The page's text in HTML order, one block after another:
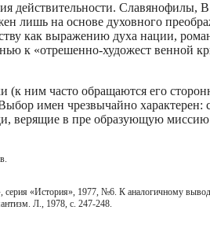
действительности. Славянофилы,
лишь на основе духовного
как выражению духа нации,
к «отрешенно-художест­ венной
(к ним часто обращаются его
имен чрезвычайно характерен:
верящие в пре­ образующую
серия «История», 1977, №6. К аналогичному
Л., 1978, с. 247-248.